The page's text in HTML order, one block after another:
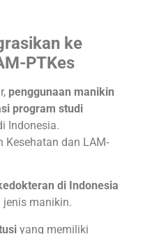
ke
PTKes
penggunaan manikin
program studi
Indonesia.
Kesehatan dan LAM-
di Indonesia
manikin.​
yang memiliki